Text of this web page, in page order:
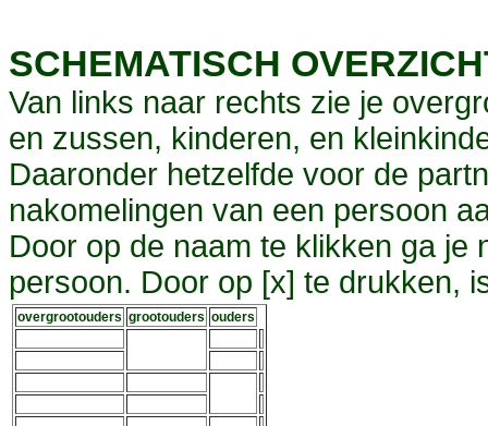
SCHEMATISCH
Van links naar rechts zie je
en zussen, kinderen, en
Daaronder hetzelfde voor de
nakomelingen van een persoon
Door op de naam te klikken ga je
persoon. Door op [x] te drukken,
overgrootouders grootouders ouders